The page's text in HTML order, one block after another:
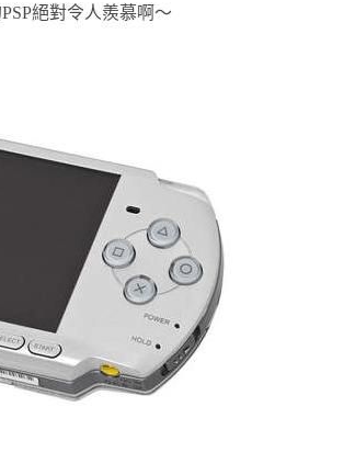
絕對令人羨慕啊～